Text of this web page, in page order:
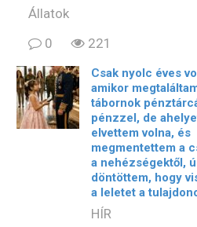
Állatok
0
221
Csak nyolc éves
amikor
tábornok
pénzzel, de
elvettem volna, és
megmentettem a
a nehézségektől,
döntöttem, hogy
a leletet a
HÍR